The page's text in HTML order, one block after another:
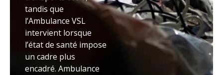
tandis que
l’Ambulance VSL
intervient lorsque
l’état de santé impose
un cadre plus
encadré. Ambulance